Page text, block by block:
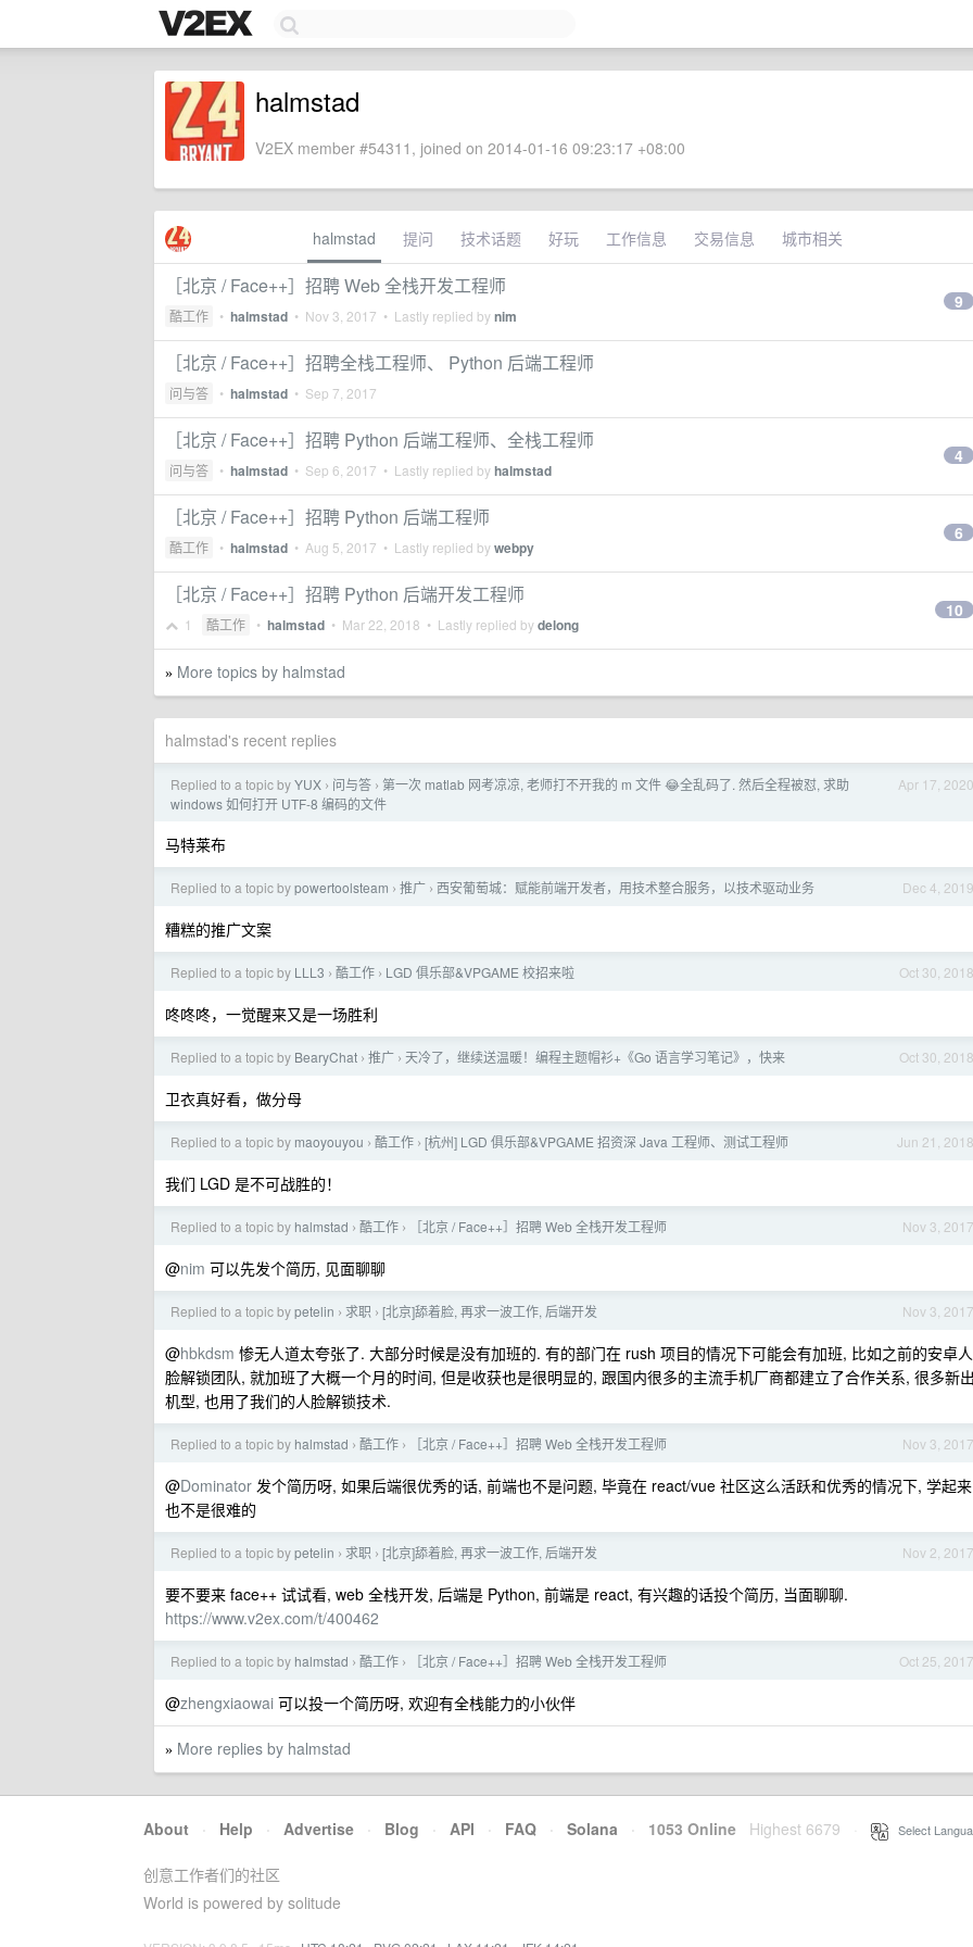
halmstad
V2EX member #54311, joined on 2014-01-16 09:23:17 +08:00
halmstad 提问 技术话题 好玩 工作信息 交易信息 城市相关
［北京 / Face++］招聘 Web 全栈开发工程师
酷工作 • halmstad • Nov 3, 2017 • Lastly replied bynim
9
［北京 / Face++］招聘全栈工程师、 Python 后端工程师
问与答 • halmstad • Sep 7, 2017
［北京 / Face++］招聘 Python 后端工程师、全栈工程师
问与答 • halmstad • Sep 6, 2017 • Lastly replied byhalmstad
4
［北京 / Face++］招聘 Python 后端工程师
酷工作 • halmstad • Aug 5, 2017 • Lastly replied bywebpy
6
［北京 / Face++］招聘 Python 后端开发工程师
1 酷工作 • halmstad • Mar 22, 2018 • Lastly replied bydelong
10
» More topics by halmstad
halmstad's recent replies
Apr 17, 2020
Replied to a topic byYUX › 问与答 › 第一次 matlab 网考凉凉, 老师打不开我的 m 文件 😂全乱码了. 然后全程被怼, 求助
windows 如何打开 UTF-8 编码的文件
马特莱布
Dec 4, 2019
Replied to a topic bypowertoolsteam › 推广 › 西安葡萄城：赋能前端开发者，用技术整合服务，以技术驱动业务
糟糕的推广文案
Oct 30, 2018
Replied to a topic by LLL3 › 酷工作 › LGD 俱乐部&VPGAME 校招来啦
咚咚咚，一觉醒来又是一场胜利
Oct 30, 2018
Replied to a topic by BearyChat › 推广 › 天冷了，继续送温暖！编程主题帽衫+《Go 语言学习笔记》，快来
卫衣真好看，做分母
Jun 21, 2018
Replied to a topic by maoyouyou › 酷工作 › [杭州] LGD 俱乐部&VPGAME 招资深 Java 工程师、测试工程师
我们 LGD 是不可战胜的！
Nov 3, 2017
Replied to a topic by halmstad › 酷工作 › ［北京 / Face++］招聘 Web 全栈开发工程师
@nim 可以先发个简历, 见面聊聊
Nov 3, 2017
Replied to a topic bypetelin › 求职 › [北京]舔着脸, 再求一波工作, 后端开发
@hbkdsm 惨无人道太夸张了. 大部分时候是没有加班的. 有的部门在 rush 项目的情况下可能会有加班, 比如之前的安卓人
脸解锁团队, 就加班了大概一个月的时间, 但是收获也是很明显的, 跟国内很多的主流手机厂商都建立了合作关系, 很多新出
机型, 也用了我们的人脸解锁技术.
Nov 3, 2017
Replied to a topic by halmstad › 酷工作 › ［北京 / Face++］招聘 Web 全栈开发工程师
@Dominator 发个简历呀, 如果后端很优秀的话, 前端也不是问题, 毕竟在 react/vue 社区这么活跃和优秀的情况下, 学起来
也不是很难的
Nov 2, 2017
Replied to a topic bypetelin › 求职 › [北京]舔着脸, 再求一波工作, 后端开发
要不要来 face++ 试试看, web 全栈开发, 后端是 Python, 前端是 react, 有兴趣的话投个简历, 当面聊聊.
https://www.v2ex.com/t/400462
Oct 25, 2017
Replied to a topic by halmstad › 酷工作 › ［北京 / Face++］招聘 Web 全栈开发工程师
@zhengxiaowai 可以投一个简历呀, 欢迎有全栈能力的小伙伴
» More replies by halmstad
About · Help · Advertise · Blog · API · FAQ · Solana · 1053 Online Highest 6679 Select
创意工作者们的社区
World is powered by solitude